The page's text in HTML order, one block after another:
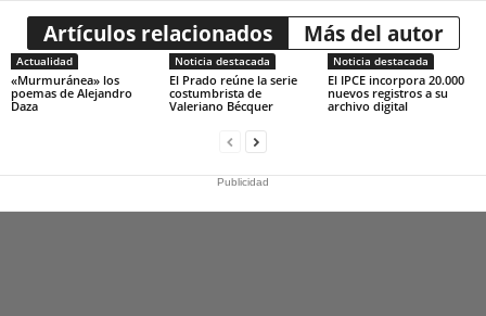
Artículos relacionados Más del autor
Actualidad
«Murmuránea» los
poemas de Alejandro
Daza
Noticia destacada
El Prado reúne la serie
costumbrista de
Valeriano Bécquer
Noticia destacada
El IPCE incorpora 20.000
nuevos registros a su
archivo digital
Publicidad